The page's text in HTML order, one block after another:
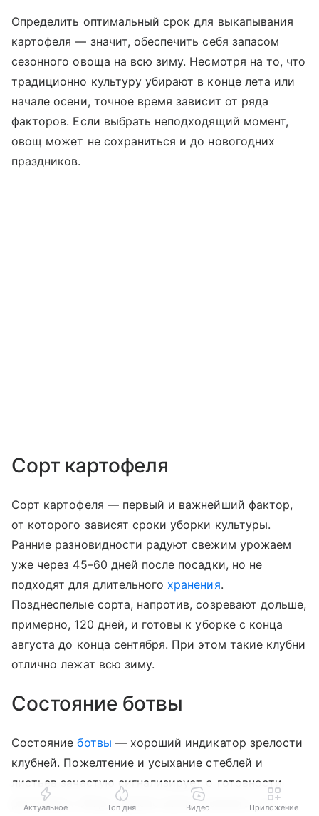
Определить оптимальный срок для выкапывания
картофеля — значит, обеспечить себя запасом
сезонного овоща на всю зиму. Несмотря на то, что
традиционно культуру убирают в конце лета или
начале осени, точное время зависит от ряда
факторов. Если выбрать неподходящий момент,
овощ может не сохраниться и до новогодних
праздников.
Сорт картофеля
Сорт картофеля — первый и важнейший фактор,
от которого зависят сроки уборки культуры.
Ранние разновидности радуют свежим урожаем
уже через 45–60 дней после посадки, но не
подходят для длительного хранения.
Позднеспелые сорта, напротив, созревают дольше,
примерно, 120 дней, и готовы к уборке с конца
августа до конца сентября. При этом такие клубни
отлично лежат всю зиму.
Состояние ботвы
Состояниеботвы — хороший индикатор зрелости
клубней. Пожелтение и усыхание стеблей и
листьев зачастую сигнализирует о готовности
растения к сбору. Однако важно помнить, что
Актуальное Топ дня Видео Приложение